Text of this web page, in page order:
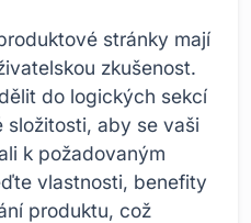
stránky mají
zkušenost.
do logických sekcí
aby se vaši
k požadovaným
vlastnosti, benefity
produktu, což